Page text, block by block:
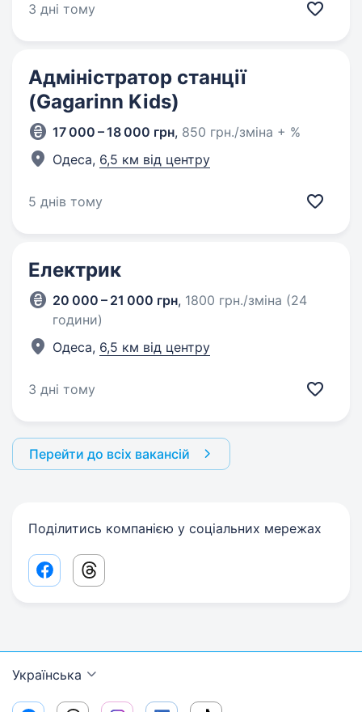
3 дні тому
Адміністратор станції
(Gagarinn Kids)
17 000 – 18 000 грн, 850 грн./зміна + %
Одеса, 6,5 км від центру
5 днів тому
Електрик
20 000 – 21 000 грн, 1800 грн./зміна (24
години)
Одеса, 6,5 км від центру
3 дні тому
Перейти до всіх вакансій
Поділитись компанією у соціальних мережах
Facebook share link
Threads share link
Українська